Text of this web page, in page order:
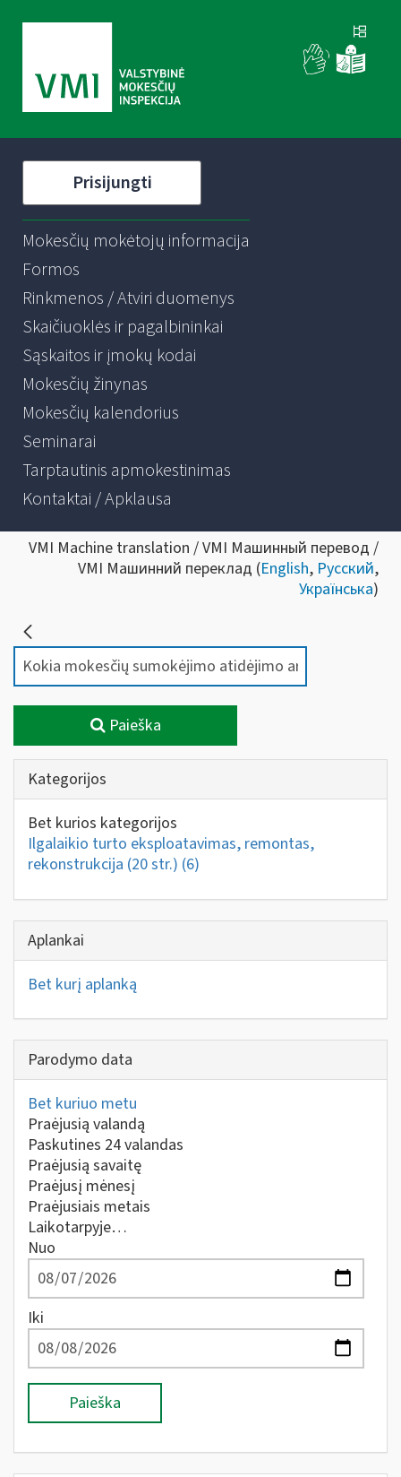
Prisijungti
Mokesčių mokėtojų informacija
Formos
Rinkmenos / Atviri duomenys
Skaičiuoklės ir pagalbininkai
Sąskaitos ir įmokų kodai
Mokesčių žinynas
Mokesčių kalendorius
Seminarai
Tarptautinis apmokestinimas
Kontaktai / Apklausa
VMI Machine translation / VMI Машинный перевод /
VMI Машинний переклад (English, Русский,
Українська)
Paieška
Kategorijos
Bet kurios kategorijos
Ilgalaikio turto eksploatavimas, remontas,
rekonstrukcija (20 str.) (6)
Aplankai
Bet kurį aplanką
Parodymo data
Bet kuriuo metu
Praėjusią valandą
Paskutines 24 valandas
Praėjusią savaitę
Praėjusį mėnesį
Praėjusiais metais
Laikotarpyje…
Nuo
Iki
Paieška